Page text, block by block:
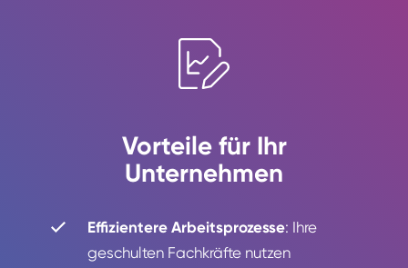
Vorteile für Ihr
Unternehmen
Effizientere Arbeitsprozesse: Ihre
geschulten Fachkräfte nutzen